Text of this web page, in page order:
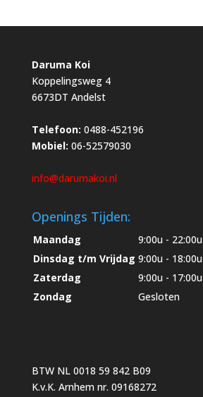
Daruma Koi
Koppelingsweg 4
6673DT Andelst
Telefoon: 0488-452196
Mobiel: 06-52579030
info@darumakoi.nl
Openings Tijden:
Maandag
9:00u - 22:00u
Dinsdag t/m Vrijdag 9:00u - 18:00u
Zaterdag
9:00u - 17:00u
Zondag
Gesloten
BTW NL 0018 59 842 B09
K.v.K. Arnhem nr. 09168272